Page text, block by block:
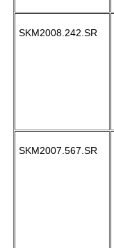
SKM2008.242.SR
SKM2007.567.SR